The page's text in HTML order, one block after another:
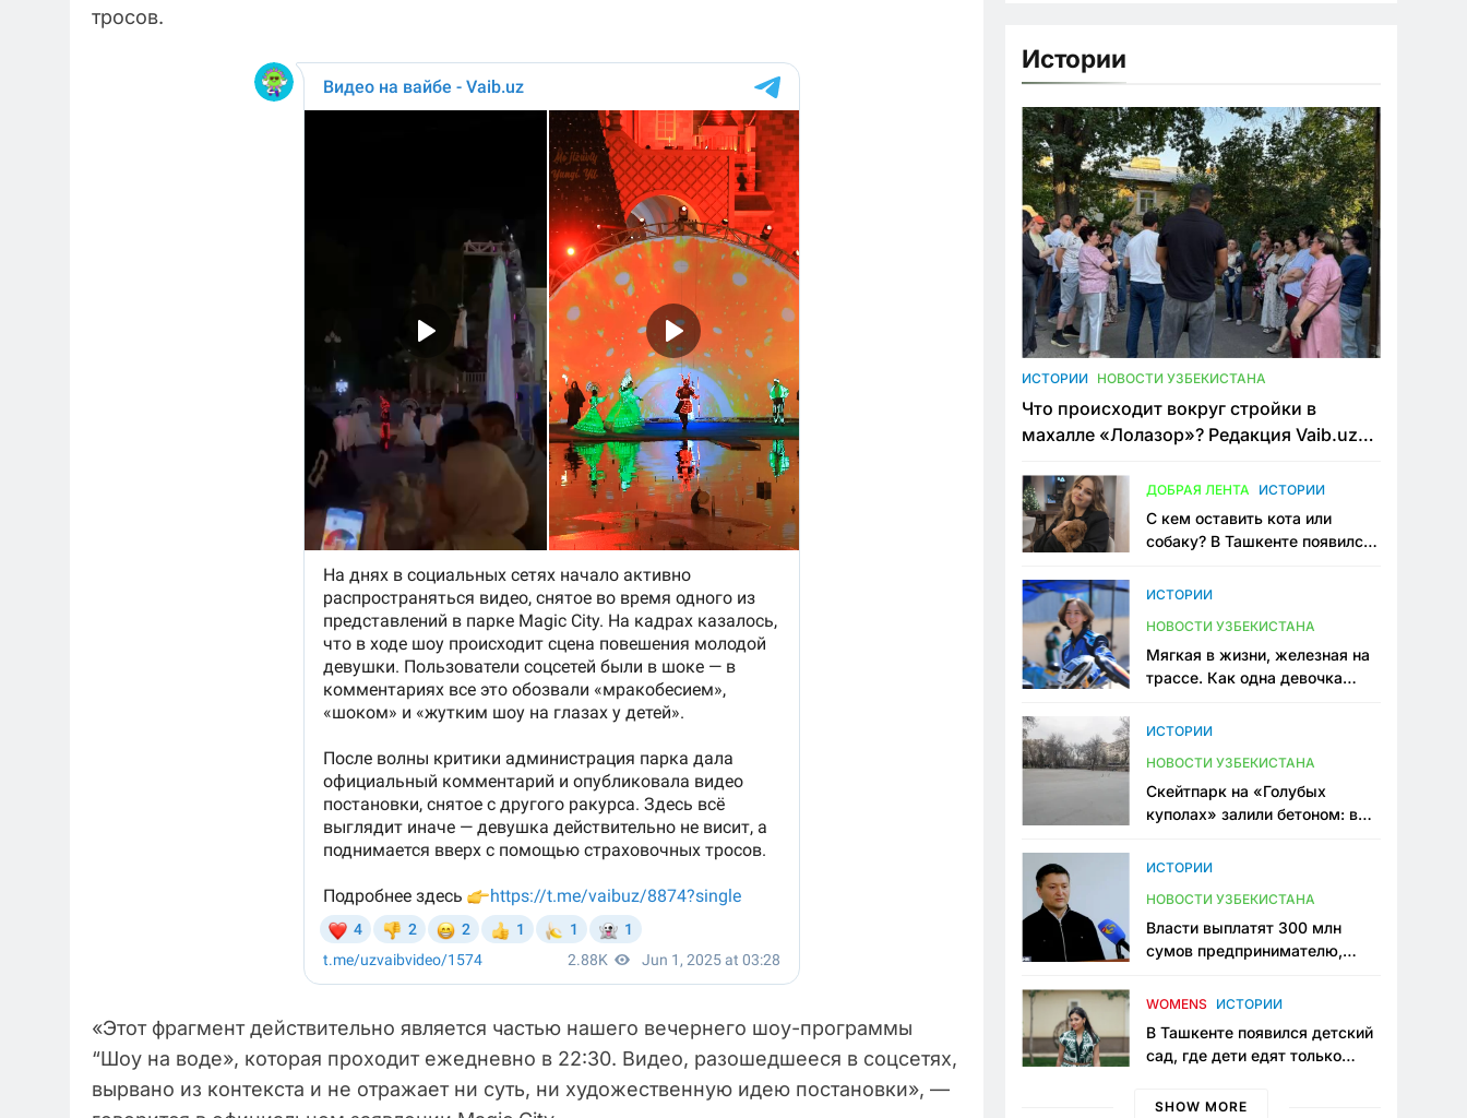
тросов.
«Этот фрагмент действительно является частью нашего вечернего шоу-программы
“Шоу на воде», которая проходит ежедневно в 22:30. Видео, разошедшееся в соцсетях,
вырвано из контекста и не отражает ни суть, ни художественную идею постановки», —
Истории
ИСТОРИИ НОВОСТИ УЗБЕКИСТАНА
Что происходит вокруг стройки в
махалле «Лолазор»? Редакция Vaib.uz
конфликта
ДОБРАЯ ЛЕНТА ИСТОРИИ
С кем оставить кота или
собаку? В Ташкенте появился
ИСТОРИИ
НОВОСТИ УЗБЕКИСТАНА
Мягкая в жизни, железная на
трассе. Как одна девочка
Узбекистане
ИСТОРИИ
НОВОСТИ УЗБЕКИСТАНА
Скейтпарк на «Голубых
куполах» залили бетоном: в
одно общественное
ИСТОРИИ
НОВОСТИ УЗБЕКИСТАНА
Власти выплатят 300 млн
сумов предпринимателю,
тюрьме по незаконному
WOMENS ИСТОРИИ
В Ташкенте появился детский
сад, где дети едят только
мама, которая устала просить
SHOW MORE